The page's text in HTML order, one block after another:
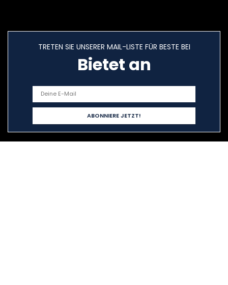
TRETEN SIE UNSERER MAIL-LISTE FÜR BESTE BEI
Bietet an